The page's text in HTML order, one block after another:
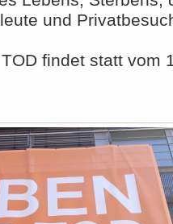
und
findet statt vom